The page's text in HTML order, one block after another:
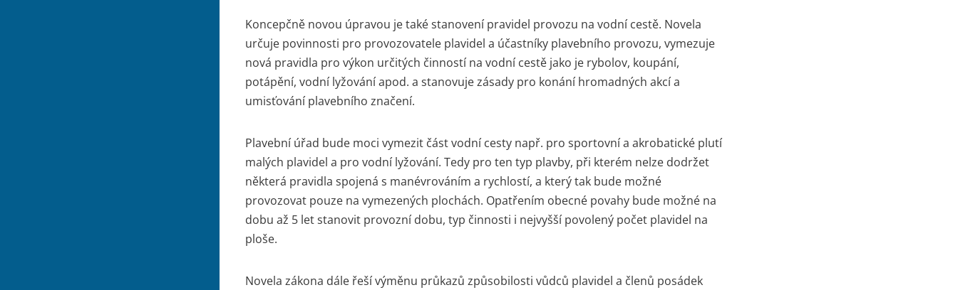
Koncepčně novou úpravou je také stanovení pravidel provozu na vodní cestě. Novela
určuje povinnosti pro provozovatele plavidel a účastníky plavebního provozu, vymezuje
nová pravidla pro výkon určitých činností na vodní cestě jako je rybolov, koupání,
potápění, vodní lyžování apod. a stanovuje zásady pro konání hromadných akcí a
umisťování plavebního značení.
Plavební úřad bude moci vymezit část vodní cesty např. pro sportovní a akrobatické plutí
malých plavidel a pro vodní lyžování. Tedy pro ten typ plavby, při kterém nelze dodržet
některá pravidla spojená s manévrováním a rychlostí, a který tak bude možné
provozovat pouze na vymezených plochách. Opatřením obecné povahy bude možné na
dobu až 5 let stanovit provozní dobu, typ činnosti i nejvyšší povolený počet plavidel na
ploše.
Novela zákona dále řeší výměnu průkazů způsobilosti vůdců plavidel a členů posádek